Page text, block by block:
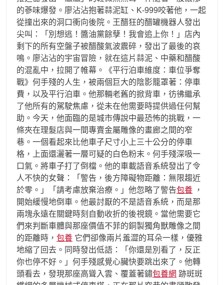
的蔘味爆發。廖沾沾抱著蒜泥缸、K-999咬著他，一起
從撞出來的洞口衝向後院。王醋狂的醋罐機器人發出
尖叫：「別想逃！醬油黨餘孽！我會追上你！」店內
剩下的所有空盤子被醋酸氣波震碎，發出了最後的哀
鳴。廖沾沾的宇宙冒險，就在這片蒜泥、中藥和醋酸
的混亂中，拉開了帷幕。《平行泊車維度：車位爭奪
戰》何手殘的人生，被兩個巨大的陰影籠罩著：停車
費，以及平行泊車。他那輛老舊的掀背車，彷彿繼承
了他所有的駕駛焦慮，從未在他需要時提供過任何幫
助。今天，他面臨的是城市傳說中最恐怖的挑戰，一
條夾在理髮店與一間專賣金屬雕像的畫廊之間的窄
巷。一個看起來比他車子尺寸小上三十公分的停車
格，上面還灑著一層可疑的白色粉末。何手殘深吸一
口氣。將車子打了倒檔。他的車載語音系統發出了令
人不快的女聲：「警告，後方障礙物距離：無限趨近
於零。」「請考慮放棄治療。」他忽略了警告包養 ，
開始緩慢地倒車。他最討厭的不是語音系統，而是那
兩塊永遠在關鍵時刻自動收折的後視鏡。當他需要它
們來判斷車體與那座價值不菲的銅製獨角獸雕像之間
的距離時， 包養 它們卻像兩片羞澀的耳朵一樣，優雅
地縮了回去。同時發出低語：「你還是別看了，反正
你也停不好。」何手殘感覺心臟快要跳出來了。他轉
頭看去，發現那座高聳入雲、覆蓋著鏽包養網 跡斑斑